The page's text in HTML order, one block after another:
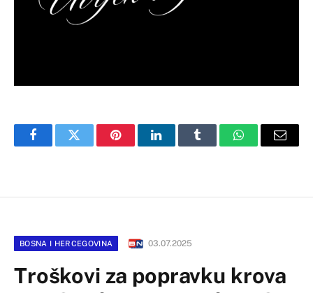
FacebookTwitter PinterestLinkedInTumblr WhatsAppEmail
BOSNA I HERCEGOVINA 03.07.2025
Troškovi za popravku krova